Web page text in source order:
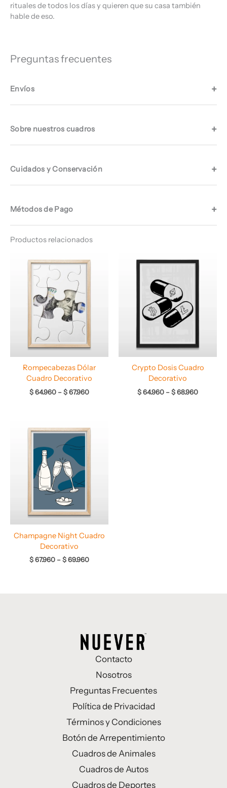
rituales de todos los días y quieren que su casa también
hable de eso.
Preguntas frecuentes
Envíos
Sobre nuestros cuadros
Cuidados y Conservación
Métodos de Pago
Productos relacionados
Rompecabezas Dólar
Cuadro Decorativo
$64.960 –$67.960
de
Crypto Dosis Cuadro
Decorativo
$64.960 –$68.960
de
Champagne Night Cuadro
Decorativo
$67.960 –$69.960
de
Contacto
Nosotros
Preguntas Frecuentes
Política de Privacidad
Términos y Condiciones
Botón de Arrepentimiento
Cuadros de Animales
Cuadros de Autos
Cuadros de Deportes